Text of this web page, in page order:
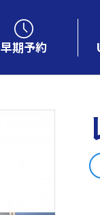
早期予約